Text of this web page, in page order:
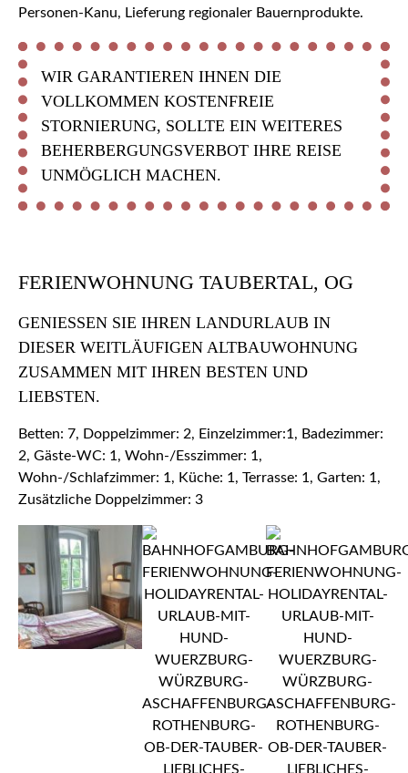
Personen-Kanu, Lieferung regionaler Bauernprodukte.
WIR GARANTIEREN IHNEN DIE
VOLLKOMMEN KOSTENFREIE
STORNIERUNG, SOLLTE EIN WEITERES
BEHERBERGUNGSVERBOT IHRE REISE
UNMÖGLICH MACHEN.
FERIENWOHNUNG TAUBERTAL, OG
GENIESSEN SIE IHREN LANDURLAUB IN D
IESER WEITLÄUFIGEN ALTBAUWOHNUNG Z
USAMMEN MIT IHREN BESTEN UND L
IEBSTEN.
Betten: 7, Doppelzimmer: 2, Einzelzimmer:1, Badezimmer:
2, Gäste-WC: 1, Wohn-/Esszimmer: 1,
Wohn-/Schlafzimmer: 1, Küche: 1, Terrasse: 1, Garten: 1,
Zusätzliche Doppelzimmer: 3